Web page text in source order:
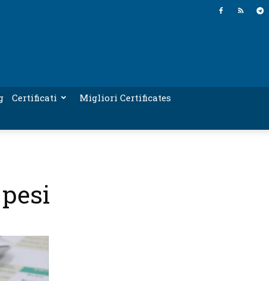
Certificati
Migliori Certificates